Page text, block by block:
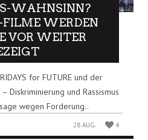
WAHNSINN?
WERDEN
VOR WEITER
for FUTURE und der
Diskriminierung und Rassismus
wegen Forderung..
28 AUG. 4